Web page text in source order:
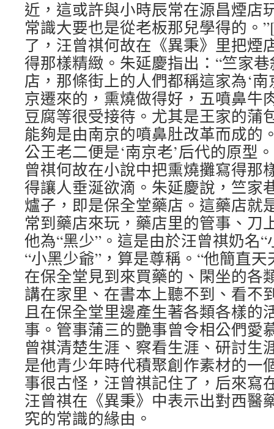
近，這或許與小時辰常在源昌煙店
常識大要也是從老板那兒學得的。
了，汪曾祺何故在《異秉》里把煙
得那樣精緻。朱延慶指出：“竺家
店，那條街上的人們都稱這家為‘南
京遷來的，熏燒做得好，五噴鼻牛
豆腐等很受接待。尤其是王家的蒲
能夠是由南京的噴鼻肚改革而成的
公王老二便是‘南京老’后代的原型
曾祺何故在小說中把熏燒攤寫得那
得讓人垂涎欲滴。朱延慶說，竺家
爐子，即是保全堂藥店。這藥店就
常到藥店來玩，藥店里的管事、刀
他為“黑少”。這是由於汪曾祺奶名“
“小黑少爺”，算是尊稱。“他簡直
在保全堂見到來買藥的、閑坐的各
講在家里、在書本上聽不到、看不
且在保全堂里邊產生著各類各樣的
事。管事蒲三的艷事曾令相公們愛
曾祺清楚生涯、察看生涯、研討生
是他青少年時代積聚創作素材的一
事很古怪，汪曾祺記住了，后來寫
汪曾祺在《異秉》中表示出對西醫
究的常識的緣由。